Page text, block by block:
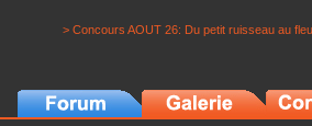
> Concours AOUT 26: Du petit ruisseau au